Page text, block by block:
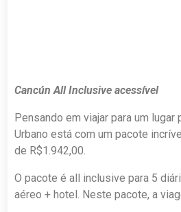
Cancún All Inclusive acessível
Pensando em viajar para um lugar
Urbano está com um pacote
de R$1.942,00.
O pacote é all inclusive para 5
aéreo + hotel. Neste pacote, a